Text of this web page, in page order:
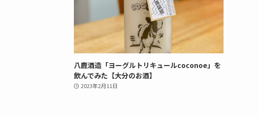
八鹿酒造「ヨーグルトリキュールcoconoe」を
飲んでみた【大分のお酒】
2023年2月11日